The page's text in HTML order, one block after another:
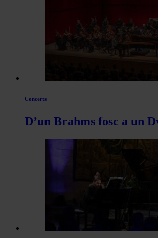
Concerts
D’un Brahms fosc a un